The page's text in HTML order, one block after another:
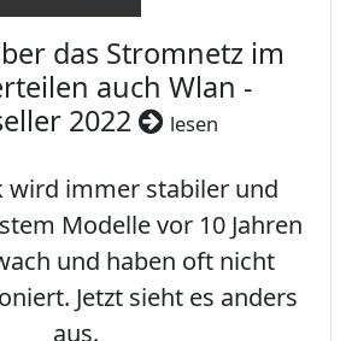
das Stromnetz im
auch Wlan -
2022
lesen
wird immer stabiler und
Modelle vor 10 Jahren
und haben oft nicht
Jetzt sieht es anders
aus.